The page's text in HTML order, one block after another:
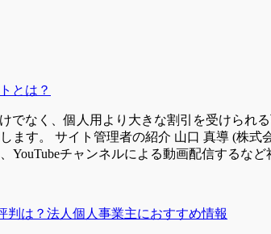
とは？
でなく、個人用より大きな割引を受けられ
ます。 サイト管理者の紹介 山口 真導 (株
チャンネルによる動画配信するな